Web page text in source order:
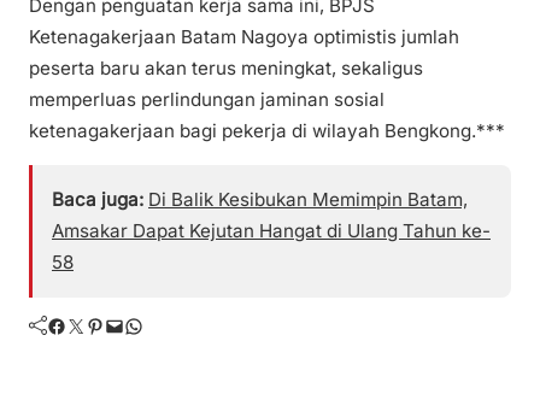
Dengan penguatan kerja sama ini, BPJS
Ketenagakerjaan Batam Nagoya optimistis jumlah
peserta baru akan terus meningkat, sekaligus
memperluas perlindungan jaminan sosial
ketenagakerjaan bagi pekerja di wilayah Bengkong.***
Baca juga: Di Balik Kesibukan Memimpin Batam,
Amsakar Dapat Kejutan Hangat di Ulang Tahun ke-
58
Facebook Twitter Pinterest Mail WhatsApp